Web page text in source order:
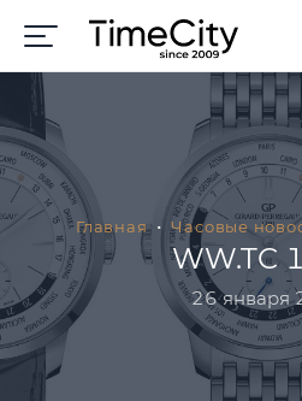
Главная Часовые
WW.TC
26 января